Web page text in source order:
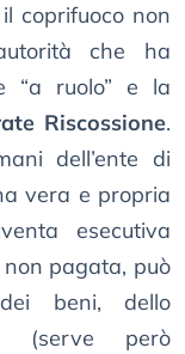
coprifuoco non
che ha
“a ruolo” e la
Riscossione.
dell’ente di
vera e propria
esecutiva
pagata, può
beni, dello
(serve però